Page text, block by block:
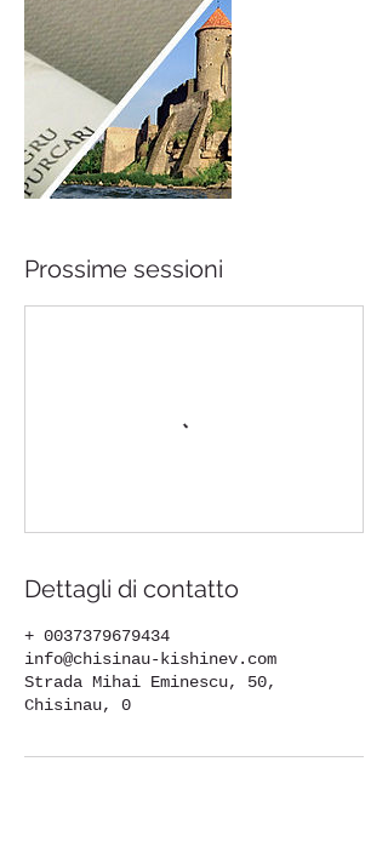
Prossime sessioni
Dettagli di contatto
+ 0037379679434
info@chisinau-kishinev.com
Strada Mihai Eminescu, 50,
Chisinau, 0